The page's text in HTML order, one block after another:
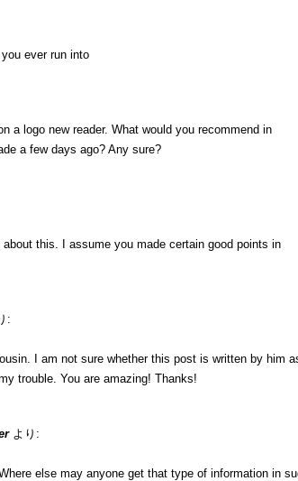
ever run into
a logo new reader. What would you recommend in
a few days ago? Any sure?
this. I assume you made certain good points in
:
I am not sure whether this post is written by him
trouble. You are amazing! Thanks!
より:
else may anyone get that type of information in